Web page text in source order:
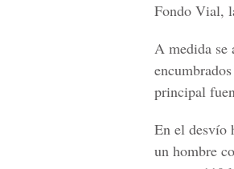
Fondo Vial,
A medida se
principal
En el desvío
un hombre